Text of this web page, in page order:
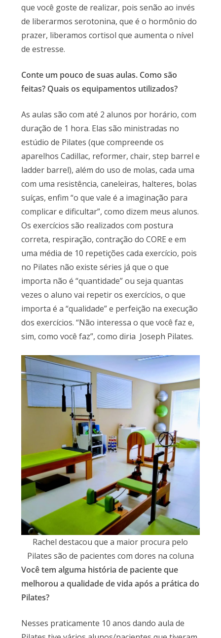
que você goste de realizar, pois senão ao invés
de liberarmos serotonina, que é o hormônio do
prazer, liberamos cortisol que aumenta o nível
de estresse.
Conte um pouco de suas aulas. Como são
feitas? Quais os equipamentos utilizados?
As aulas são com até 2 alunos por horário, com
duração de 1 hora. Elas são ministradas no
estúdio de Pilates (que compreende os
aparelhos Cadillac, reformer, chair, step barrel e
ladder barrel), além do uso de molas, cada uma
com uma resistência, caneleiras, halteres, bolas
suíças, enfim “o que vale é a imaginação para
complicar e dificultar”, como dizem meus alunos.
Os exercícios são realizados com postura
correta, respiração, contração do CORE e em
uma média de 10 repetições cada exercício, pois
no Pilates não existe séries já que o que
importa não é “quantidade” ou seja quantas
vezes o aluno vai repetir os exercícios, o que
importa é a “qualidade” e perfeição na execução
dos exercícios. “Não interessa o que você faz e,
sim, como você faz”, como diria Joseph Pilates.
Rachel destacou que a maior procura pelo
Pilates são de pacientes com dores na coluna
Você tem alguma história de paciente que
melhorou a qualidade de vida após a prática do
Pilates?
Nesses praticamente 10 anos dando aula de